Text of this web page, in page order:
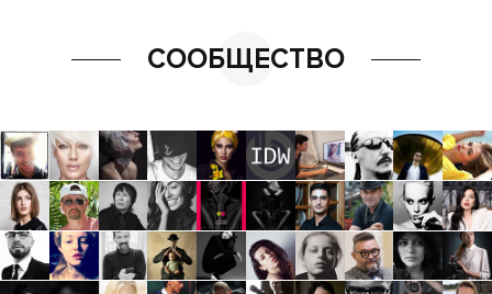
СООБЩЕСТВО